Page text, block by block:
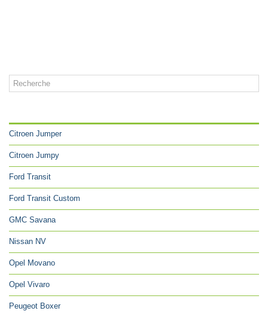
Citroen Jumper
Citroen Jumpy
Ford Transit
Ford Transit Custom
GMC Savana
Nissan NV
Opel Movano
Opel Vivaro
Peugeot Boxer